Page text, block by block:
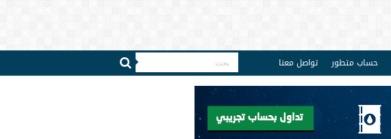
حساب متطور تواصل معنا